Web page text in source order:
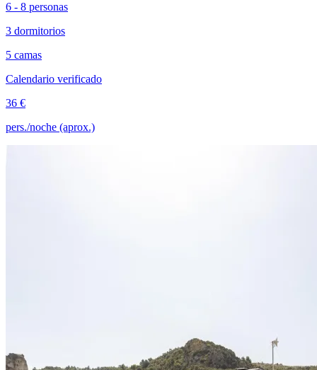
6 - 8 personas
3 dormitorios
5 camas
Calendario verificado
36 €
pers./noche (aprox.)